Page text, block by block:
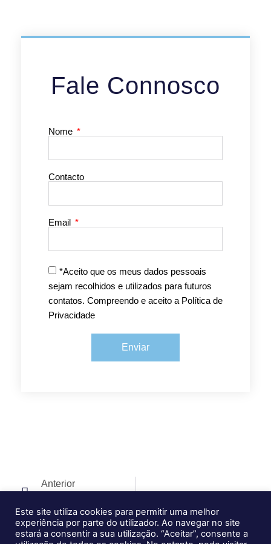
Fale Connosco
Nome
Contacto
Email
*Aceito que os meus dados pessoais
sejam recolhidos e utilizados para futuros
contatos. Compreendo e aceito a Política de
Privacidade
Enviar
Anterior
Este site utiliza cookies para permitir uma melhor
experiência por parte do utilizador. Ao navegar no site
estará a consentir a sua utilização. “Aceitar”, consente a